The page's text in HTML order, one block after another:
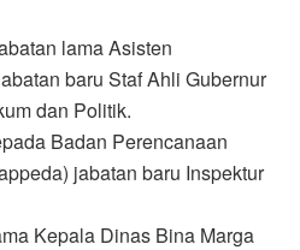
lama Asisten
baru Staf Ahli Gubernur
dan Politik.
Badan Perencanaan
jabatan baru Inspektur
Kepala Dinas Bina Marga